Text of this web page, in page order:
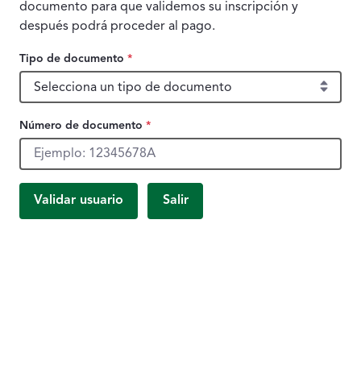
documento para que validemos su inscripción y
después podrá proceder al pago.
Tipo de documento *
Número de documento *
Número de documento, obligatorio.
Validar usuario Salir